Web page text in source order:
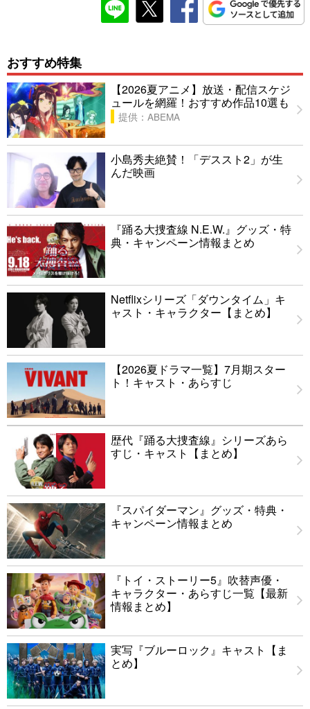
おすすめ特集
【2026夏アニメ】放送・配信スケジ
ュールを網羅！おすすめ作品10選も
提供：ABEMA
小島秀夫絶賛！「デススト2」が生
んだ映画
『踊る大捜査線 N.E.W.』グッズ・特
典・キャンペーン情報まとめ
Netflixシリーズ「ダウンタイム」キ
ャスト・キャラクター【まとめ】
【2026夏ドラマ一覧】7月期スター
ト！キャスト・あらすじ
歴代『踊る大捜査線』シリーズあら
すじ・キャスト【まとめ】
『スパイダーマン』グッズ・特典・
キャンペーン情報まとめ
『トイ・ストーリー5』吹替声優・
キャラクター・あらすじ一覧【最新
情報まとめ】
実写『ブルーロック』キャスト【ま
とめ】